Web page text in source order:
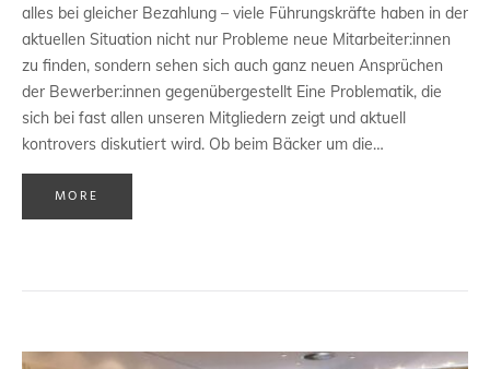
alles bei gleicher Bezahlung – viele Führungskräfte haben in der
aktuellen Situation nicht nur Probleme neue Mitarbeiter:innen
zu finden, sondern sehen sich auch ganz neuen Ansprüchen
der Bewerber:innen gegenübergestellt Eine Problematik, die
sich bei fast allen unseren Mitgliedern zeigt und aktuell
kontrovers diskutiert wird. Ob beim Bäcker um die…
MORE